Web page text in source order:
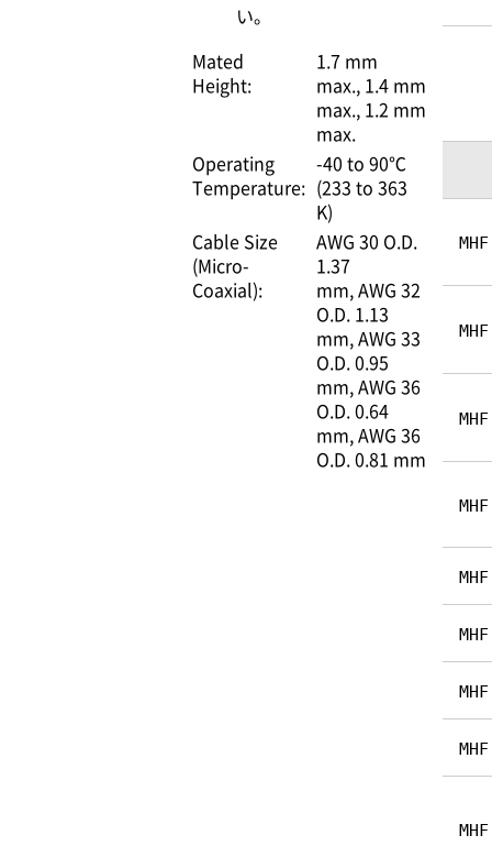
い。
Mated
Height:
1.7 mm
max. 1.4 mm
max. 1.2 mm
max.
Operating
Temperature:
-40 to 90℃
(233 to 363
K)
Cable Size
(Micro-
Coaxial):
AWG 30 O.D.
1.37
mm AWG 32
O.D. 1.13
mm AWG 33
O.D. 0.95
mm AWG 36
O.D. 0.64
mm AWG 36
O.D. 0.81 mm